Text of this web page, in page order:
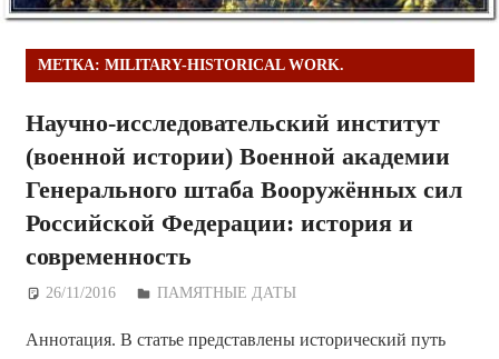
МЕТКА: MILITARY-HISTORICAL WORK.
Научно-исследовательский институт
(военной истории) Военной академии
Генерального штаба Вооружённых сил
Российской Федерации: история и
современность
26/11/2016 Дежурный по Редакции
ПАМЯТНЫЕ ДАТЫ
Аннотация. В статье представлены исторический путь